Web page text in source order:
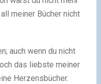
meiner Bücher nicht
auch wenn du nicht
das liebste meiner
Herzensbücher.